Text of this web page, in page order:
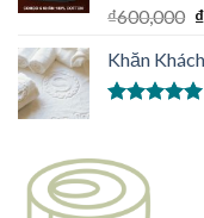
Được xếp
hạng
sao
₫600,000 ₫
Khăn
sao